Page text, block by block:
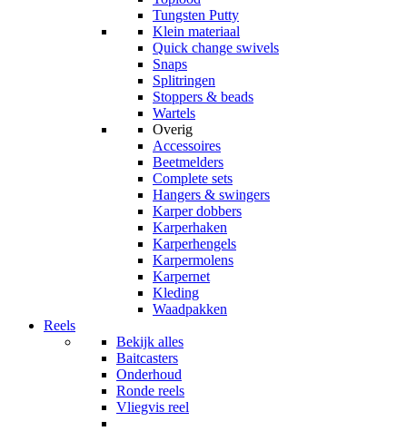
Tungsten Putty
Klein materiaal
Quick change swivels
Snaps
Splitringen
Stoppers & beads
Wartels
Overig
Accessoires
Beetmelders
Complete sets
Hangers & swingers
Karper dobbers
Karperhaken
Karperhengels
Karpermolens
Karpernet
Kleding
Waadpakken
Reels
Bekijk alles
Baitcasters
Onderhoud
Ronde reels
Vliegvis reel